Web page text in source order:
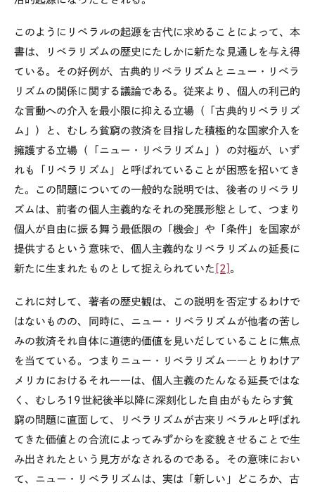
このようにリベラルの起源を古代に求めることによって、本
書は、リベラリズムの歴史にたしかに新たな見通しを与え得
ている。その好例が、古典的リベラリズムとニュー・リベラ
リズムの関係に関する議論である。従来より、個人の利己的
な言動への介入を最小限に抑える立場（「古典的リベラリズ
ム」）と、むしろ貧窮の救済を目指した積極的な国家介入を
擁護する立場（「ニュー・リベラリズム」）の対極が、いず
れも「リベラリズム」と呼ばれていることが困惑を招いてき
た。この問題についての一般的な説明では、後者のリベラリ
ズムは、前者の個人主義的なそれの発展形態として、つまり
個人が自由に振る舞う最低限の「機会」や「条件」を国家が
提供するという意味で、個人主義的なリベラリズムの延長に
新たに生まれたものとして捉えられていた [2] 。
これに対して、著者の歴史観は、この説明を否定するわけで
はないものの、同時に、ニュー・リベラリズムが他者の苦し
みの救済それ自体に道徳的価値を見いだしていることに焦点
を当てている。つまりニュー・リベラリズム――とりわけア
メリカにおけるそれ――は、個人主義のたんなる延長ではな
く、むしろ 19世紀後半以降に深刻化した自由がもたらす貧
窮の問題に直面して、リベラリズムが古来リベラルと呼ばれ
てきた価値との合流によってみずからを変貌させることで生
み出されたという見方がなされるのである。その意味におい
て、ニュー・リベラリズムは、実は「新しい」どころか、古